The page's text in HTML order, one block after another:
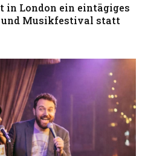
in London ein eintägiges
und Musikfestival statt